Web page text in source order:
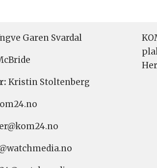
Garen Svardal
Kristin Stoltenberg